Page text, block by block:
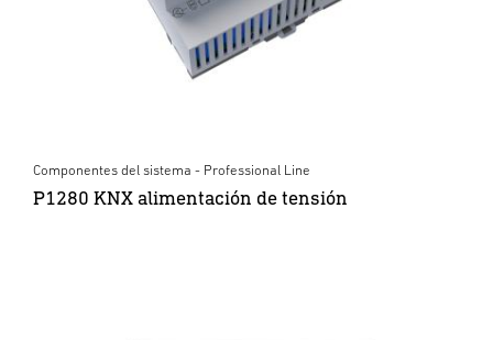
Componentes del sistema - Professional Line
P1280 KNX alimentación de tensión